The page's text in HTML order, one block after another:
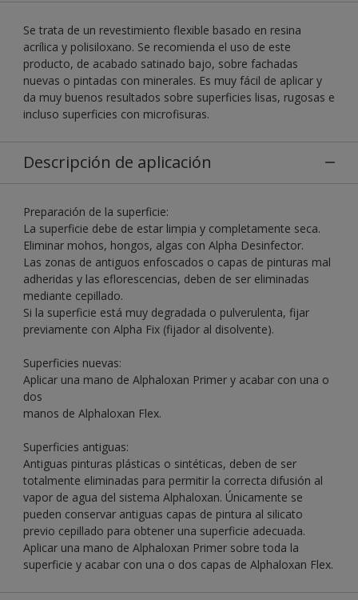
Se trata de un revestimiento flexible basado en resina
acrílica y polisiloxano. Se recomienda el uso de este
producto, de acabado satinado bajo, sobre fachadas
nuevas o pintadas con minerales. Es muy fácil de aplicar y
da muy buenos resultados sobre superficies lisas, rugosas e
incluso superficies con microfisuras.
Descripción de aplicación
Preparación de la superficie:
La superficie debe de estar limpia y completamente seca.
Eliminar mohos, hongos, algas con Alpha Desinfector.
Las zonas de antiguos enfoscados o capas de pinturas mal
adheridas y las eflorescencias, deben de ser eliminadas
mediante cepillado.
Si la superficie está muy degradada o pulverulenta, fijar
previamente con Alpha Fix (fijador al disolvente).
Superficies nuevas:
Aplicar una mano de Alphaloxan Primer y acabar con una o
dos
manos de Alphaloxan Flex.
Superficies antiguas:
Antiguas pinturas plásticas o sintéticas, deben de ser
totalmente eliminadas para permitir la correcta difusión al
vapor de agua del sistema Alphaloxan. Únicamente se
pueden conservar antiguas capas de pintura al silicato
previo cepillado para obtener una superficie adecuada.
Aplicar una mano de Alphaloxan Primer sobre toda la
superficie y acabar con una o dos capas de Alphaloxan Flex.